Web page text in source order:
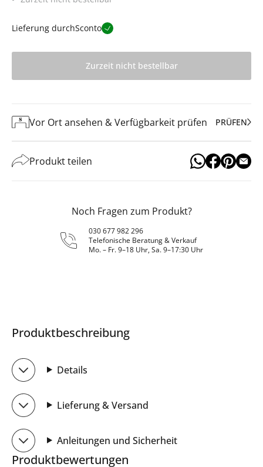
Lieferung durchSconto
Zurzeit nicht bestellbar
Vor Ort ansehen & Verfügbarkeit prüfen PRÜFEN
Produkt teilen
Noch Fragen zum Produkt?
030 677 982 296
Telefonische Beratung & Verkauf
Mo. – Fr. 9–18 Uhr, Sa. 9–17:30 Uhr
Produktbeschreibung
Details
Lieferung & Versand
Anleitungen und Sicherheit
Produktbewertungen